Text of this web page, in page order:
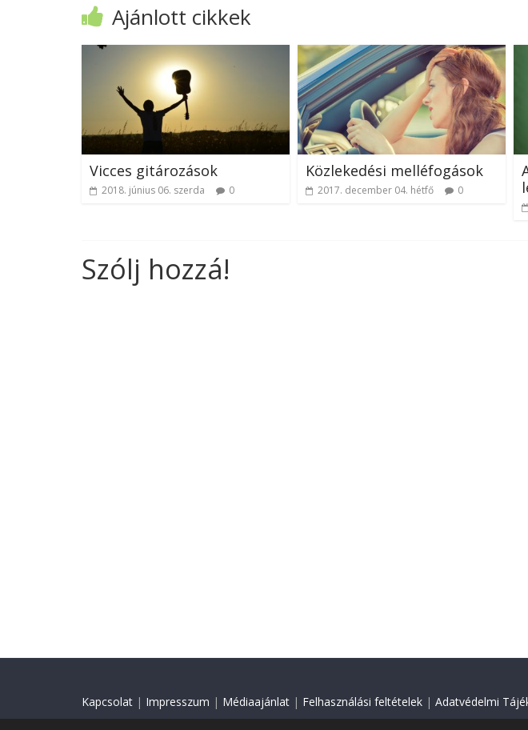
Ajánlott cikkek
Vicces gitározások
2018. június 06. szerda 0
Közlekedési melléfogások
2017. december 04. hétfő 0
Szólj hozzá!
Kapcsolat | Impresszum | Médiaajánlat | Felhasználási feltételek | Adatvédelmi